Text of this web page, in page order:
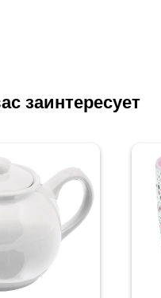
заинтересует